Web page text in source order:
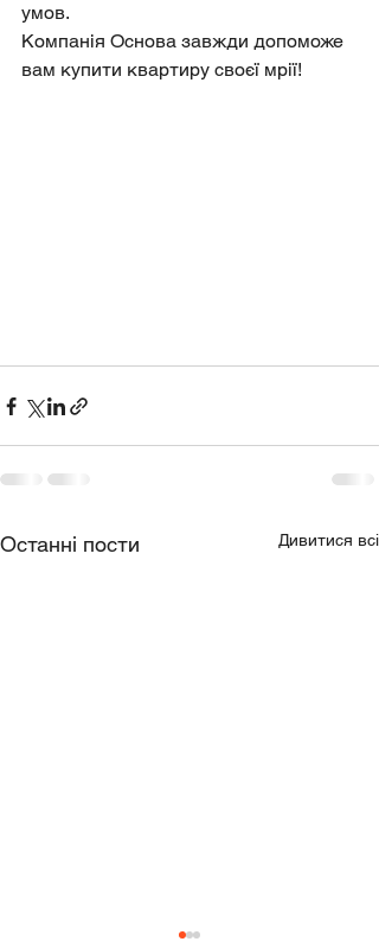
умов.
Компанія Основа завжди допоможе
вам купити квартиру своєї мрії!
Останні пости Дивитися всі